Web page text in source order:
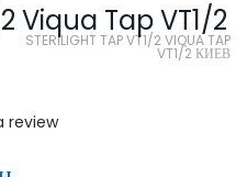
Viqua Tap VT1/2
STERILIGHT TAP VT1/2 VIQUA TAP
VT1/2 КИЕВ
review